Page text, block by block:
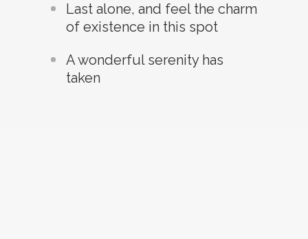
Last alone, and feel the charm
of existence in this spot
A wonderful serenity has
taken